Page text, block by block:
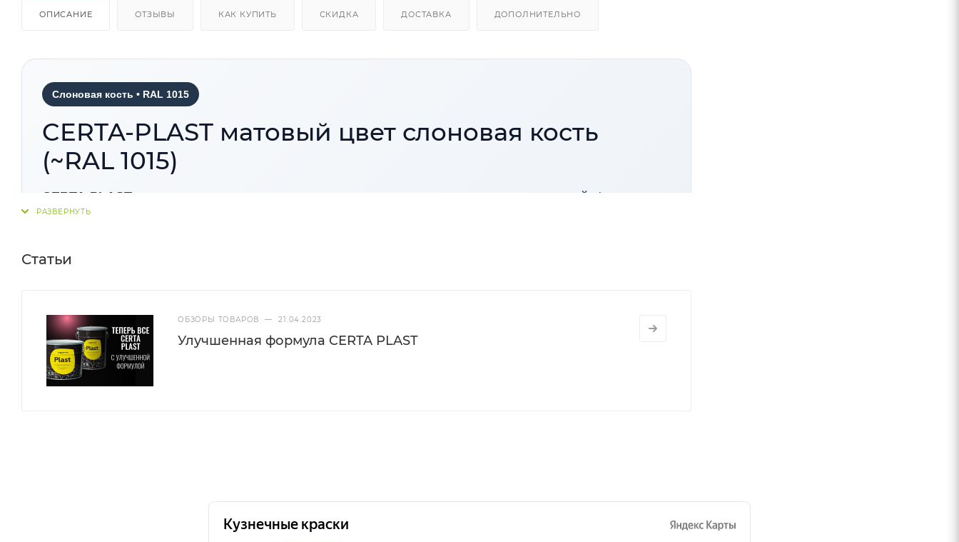
ОПИСАНИЕ ОТЗЫВЫ КАК КУПИТЬ СКИДКА ДОСТАВКА ДОПОЛНИТЕЛЬНО
Слоновая кость • RAL 1015
CERTA-PLAST матовый цвет слоновая кость
(~RAL 1015)
CERTA-PLAST — матовая кузнечная краска для металлических, кованых и литых изделий. Формирует
гладкое декоративно-защитное покрытие, подходит для антикоррозионной защиты металла,
климата.
Цвет
Слоновая кость
Степень блеска
Статьи
ОБЗОРЫ ТОВАРОВ — 21.04.2023
Улучшенная формула CERTA PLAST